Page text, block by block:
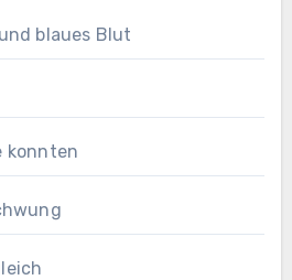
blaues Blut
konnten